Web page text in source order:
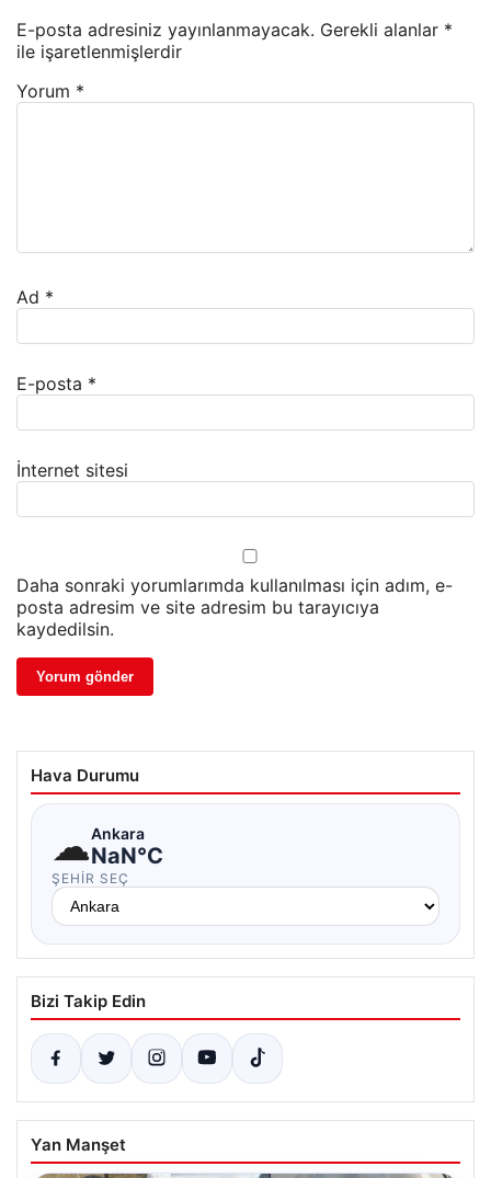
E-posta adresiniz yayınlanmayacak. Gerekli alanlar *
ile işaretlenmişlerdir
Yorum *
Ad *
E-posta *
İnternet sitesi
Daha sonraki yorumlarımda kullanılması için adım, e-
posta adresim ve site adresim bu tarayıcıya
kaydedilsin.
Hava Durumu
☁Ankara
NaN°C
ŞEHIR SEÇ
Bizi Takip Edin
Yan Manşet